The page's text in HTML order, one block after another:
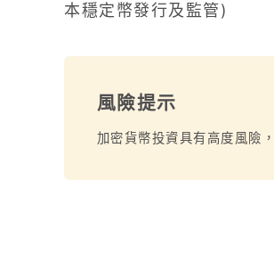
本穩定幣發行及監管)
風險提示
加密貨幣投資具有高度風險